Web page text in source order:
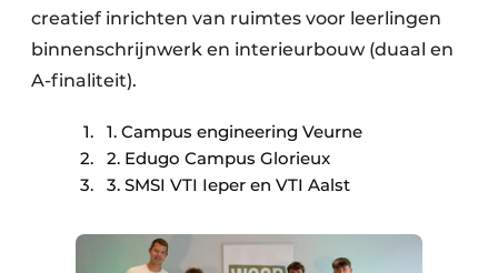
creatief inrichten van ruimtes voor leerlingen
binnenschrijnwerk en interieurbouw (duaal en
A-finaliteit).
1. Campus engineering Veurne
2. Edugo Campus Glorieux
3. SMSI VTI Ieper en VTI Aalst